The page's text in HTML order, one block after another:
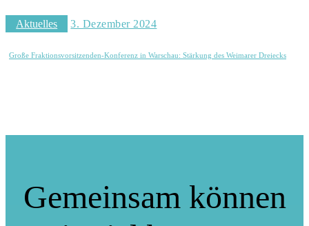
Aktuelles 3. Dezember 2024
Große Fraktionsvorsitzenden-Konferenz in Warschau: Stärkung des Weimarer Dreiecks
Gemeinsam können